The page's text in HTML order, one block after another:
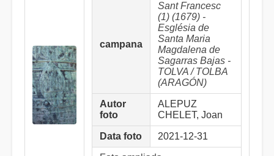
campana
Sant Francesc
(1) (1679) -
Església de
Santa Maria
Magdalena de
Sagarras Bajas -
TOLVA / TOLBA
(ARAGÓN)
Autor
foto
ALEPUZ
CHELET, Joan
Data foto 2021-12-31